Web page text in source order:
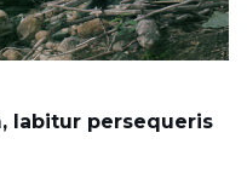
labitur persequeris